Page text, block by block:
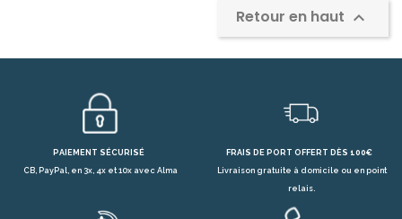
Retour en haut 
PAIEMENT SÉCURISÉ
CB, PayPal, en 3x, 4x et 10x avec Alma
FRAIS DE PORT OFFERT DÈS 100€
Livraison gratuite à domicile ou en point
relais.